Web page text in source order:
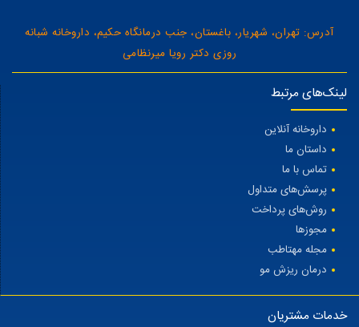
آدرس: تهران، شهریار، باغستان، جنب درمانگاه حکیم، داروخانه شبانه
روزی دکتر رویا میرنظامی
لینک‌های مرتبط
داروخانه آنلاین
داستان ما
تماس با ما
پرسش‌های متداول
روش‌های پرداخت
مجوزها
مجله مهتاطب
درمان ریزش مو
خدمات مشتریان